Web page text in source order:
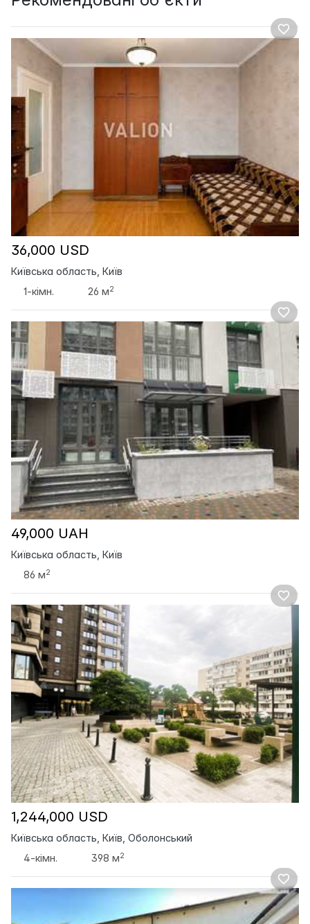
36,000 USD
Київська область, Київ
1-кімн.
26 м2
49,000 UAH
Київська область, Київ
86 м2
1,244,000 USD
Київська область, Київ, Оболонський
4-кімн.
398 м2